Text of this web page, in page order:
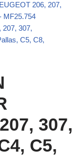
307,
C5,